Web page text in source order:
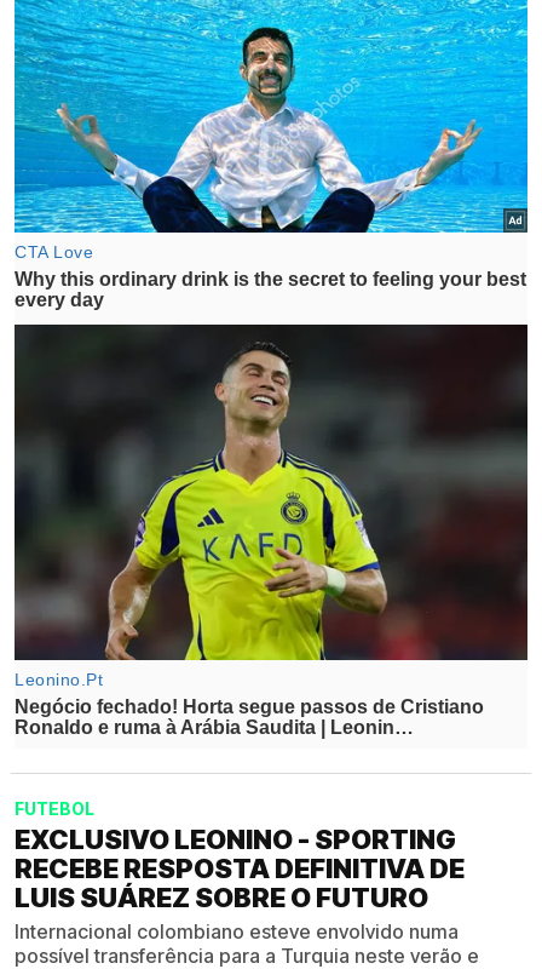
FUTEBOL
EXCLUSIVO LEONINO - SPORTING
RECEBE RESPOSTA DEFINITIVA DE
LUIS SUÁREZ SOBRE O FUTURO
Internacional colombiano esteve envolvido numa
possível transferência para a Turquia neste verão e